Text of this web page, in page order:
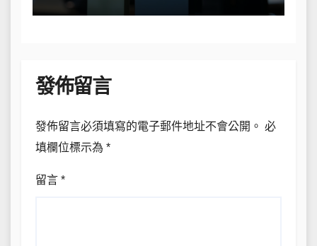
發佈留言
發佈留言必須填寫的電子郵件地址不會公開。 必
填欄位標示為 *
留言 *